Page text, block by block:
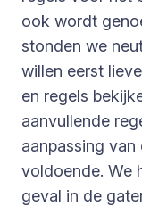
ook wordt
stonden we
willen eerst
en regels
aanvullende
aanpassing van
voldoende. We
geval in de